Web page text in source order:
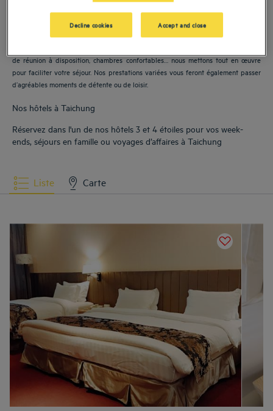
de réunion à disposition, chambres confortables… nous mettons tout en œuvre
pour faciliter votre séjour. Nos prestations variées vous feront également passer
d’agréables moments de détente ou de loisir.
Nos hôtels à Taichung
Réservez dans l'un de nos hôtels 3 et 4 étoiles pour vos week-
ends, séjours en famille ou voyages d’affaires à Taichung
Liste Carte
Decline cookies Accept and close